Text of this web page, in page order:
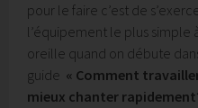
pour le faire c’est de
l’équipement le plus simple
oreille quand on débute
guide « Comment
mieux chanter